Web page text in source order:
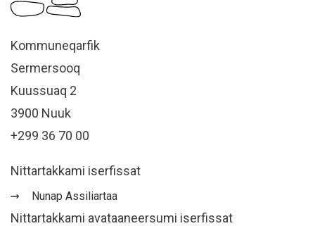
Kommuneqarfik
Sermersooq
Kuussuaq 2
3900 Nuuk
+299 36 70 00
Nittartakkami iserfissat
Nunap Assiliartaa
Nittartakkami avataaneersumi iserfissat